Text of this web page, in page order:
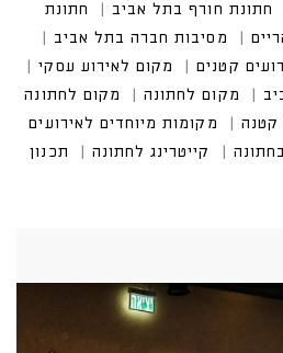
חתונת חורף בתל אביב
חתונת
מסיבות חברה בתל אביב
קטנים
מקום לאירוע עסקי
מקום לחתונה
מקום לחתונה
קטנה
מקומות מיוחדים לאירועים
קייטרינג לחתונה
תכנון